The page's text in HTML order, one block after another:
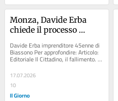
Monza, Davide Erba
chiede il processo
professionali fantasma
Davide Erba imprenditore 45enne di
Biassono Per approfondire: Articolo:
Editoriale Il Cittadino, il fallimento.
Debiti per oltre 5 milioni di...
17.07.2026
10
Il Giorno